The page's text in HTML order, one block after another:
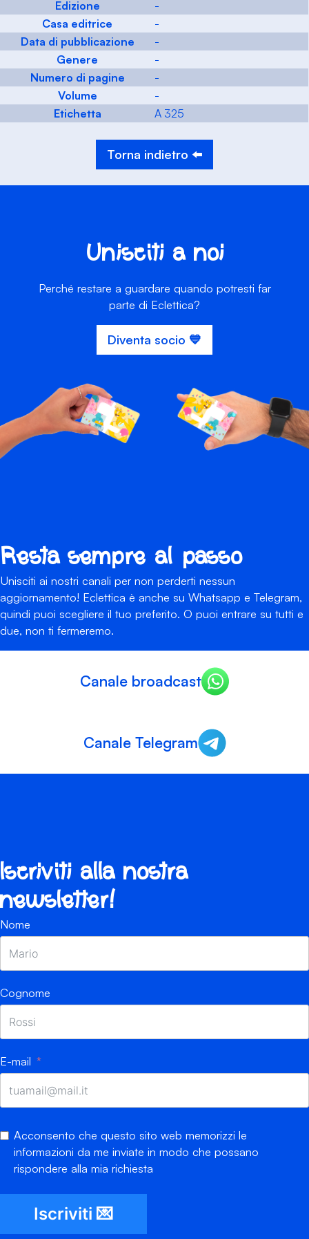
Edizione
-
Casa editrice
-
Data di pubblicazione
-
Genere
-
Numero di pagine
-
Volume
-
Etichetta
A 325
Torna indietro ⬅️
Unisciti a noi
Perché restare a guardare quando potresti far
parte di Eclettica?
Diventa socio 💙
Resta sempre al passo
Unisciti ai nostri canali per non perderti nessun
aggiornamento! Eclettica è anche su Whatsapp e Telegram,
quindi puoi scegliere il tuo preferito. O puoi entrare su tutti e
due, non ti fermeremo.
Canale broadcast
Canale Telegram
Iscriviti alla nostra
newsletter!
Nome
Cognome
E-mail
Acconsento che questo sito web memorizzi le
informazioni da me inviate in modo che possano
rispondere alla mia richiesta
Iscriviti 💌